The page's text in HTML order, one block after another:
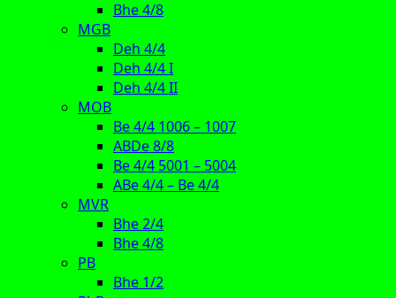
Bhe 4/8
MGB
Deh 4/4
Deh 4/4 I
Deh 4/4 II
MOB
Be 4/4 1006 – 1007
ABDe 8/8
Be 4/4 5001 – 5004
ABe 4/4 – Be 4/4
MVR
Bhe 2/4
Bhe 4/8
PB
Bhe 1/2